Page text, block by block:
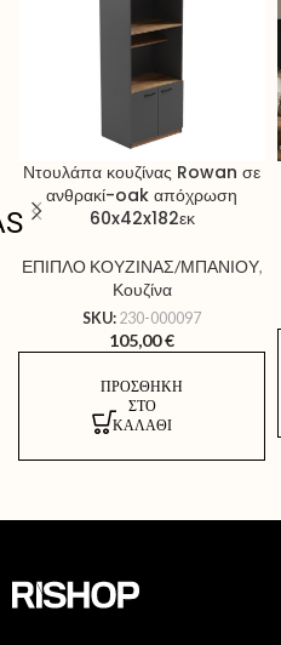
Ντουλάπα κουζίνας Rowan σε
ανθρακί-oak απόχρωση
60x42x182εκ
ΕΠΙΠΛΟ ΚΟΥΖΙΝΑΣ/ΜΠΑΝΙΟΥ,
Κουζίνα
SKU: 230-000097
105,00€
ΠΡΟΣΘΉΚΗ
ΣΤΟ
ΚΑΛΆΘΙ